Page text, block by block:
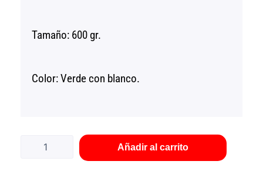
Tamaño: 600 gr.
Color: Verde con blanco.
manchas
Añadir al carrito